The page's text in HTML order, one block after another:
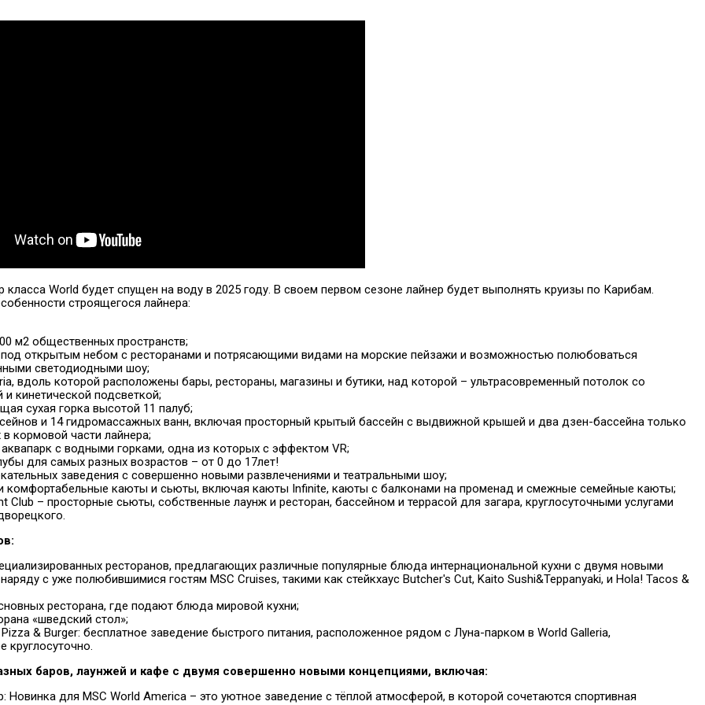
класса World будет спущен на воду в 2025 году. В своем первом сезоне лайнер будет выполнять круизы по Карибам.
строящегося лайнера:
м2 общественных пространств;
открытым небом с ресторанами и потрясающими видами на морские пейзажи и возможностью полюбоваться
светодиодными шоу;
вдоль которой расположены бары, рестораны, магазины и бутики, над которой – ультрасовременный потолок со
и кинетической подсветкой;
сухая горка высотой 11 палуб;
и 14 гидромассажных ванн, включая просторный крытый бассейн с выдвижной крышей и два дзен-бассейна только
кормовой части лайнера;
с водными горками, одна из которых с эффектом VR;
для самых разных возрастов – от 0 до 17лет!
заведения с совершенно новыми развлечениями и театральными шоу;
каюты и сьюты, включая каюты Infinite, каюты с балконами на променад и смежные семейные каюты;
– просторные сьюты, собственные лаунж и ресторан, бассейном и террасой для загара, круглосуточными услугами
ресторанов, предлагающих различные популярные блюда интернациональной кухни с двумя новыми
с уже полюбившимися гостям MSC Cruises, такими как стейкхаус Butcher's Cut, Kaito Sushi&Teppanyaki, и Hola! Tacos &
ресторана, где подают блюда мировой кухни;
«шведский стол»;
& Burger: бесплатное заведение быстрого питания, расположенное рядом с Луна-парком в World Galleria,
круглосуточно.
баров, лаунжей и кафе с двумя совершенно новыми концепциями, включая:
для MSC World America – это уютное заведение с тёплой атмосферой, в которой сочетаются спортивная